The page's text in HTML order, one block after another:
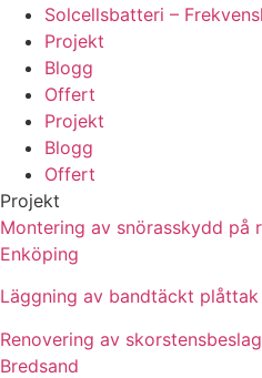
Solcellsbatteri –
Projekt
Blogg
Offert
Projekt
Blogg
Offert
Projekt
Montering av snörasskydd på
Enköping
Läggning av bandtäckt
Renovering av
Bredsand